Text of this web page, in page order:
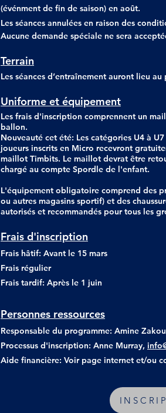
(événment de fin de saison) en août.
Les séances annulées en raison des
Aucune demande spéciale ne sera
Terrain
Les séances d’entraînement auront lieu
Uniforme et équipement
Les frais d'inscription comprennent un
ballon.
Nouveauté cet été: Les catégories U4 à
joueurs inscrits en Micro recevront
maillot Timbits. Le maillot devrat être
chargé au compte Spordle de l'enfant.
L'équipement obligatoire comprend des
ou autres magasins sportif) et des
autorisés et recommandés pour tous les
Frais d'inscription
Frais hâtif: Avant le 15 mars
Frais régulier
Frais tardif: Après le 1 juin
Personnes ressources
Responsable du programme: Amine
Processus d'inscription: Anne Murray,
Aide financière: Voir page internet et/ou